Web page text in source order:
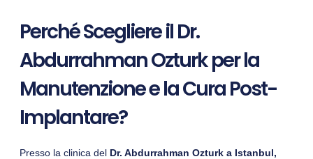
Perché Scegliere il Dr.
Abdurrahman Ozturk per la
Manutenzione e la Cura Post-
Implantare?
Presso la clinica del Dr. Abdurrahman Ozturk a Istanbul,